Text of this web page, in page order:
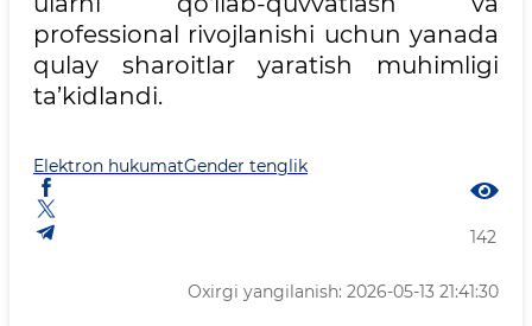
professional rivojlanishi uchun yanada
qulay sharoitlar yaratish muhimligi
ta’kidlandi.
Elektron hukumatGender tenglik
142
Oxirgi yangilanish: 2026-05-13 21:41:30